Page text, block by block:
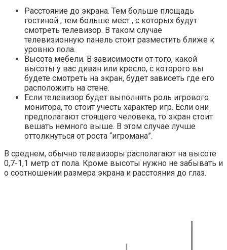
Расстояние до экрана. Тем больше площадь
гостиной , тем больше мест , с которых будут
смотреть телевизор. В таком случае
телевизионную панель стоит разместить ближе к
уровню пола.
Высота мебели. В зависимости от того, какой
высоты у вас диван или кресло, с которого вы
будете смотреть на экран, будет зависеть где его
расположить на стене.
Если телевизор будет выполнять роль игрового
монитора, то стоит учесть характер игр. Если они
предполагают стоящего человека, то экран стоит
вешать немного выше. В этом случае лучше
оттолкнуться от роста “игромана”.
В среднем, обычно телевизоры располагают на высоте
0,7-1,1 метр от пола. Кроме высоты нужно не забывать и
о соотношении размера экрана и расстояния до глаз.